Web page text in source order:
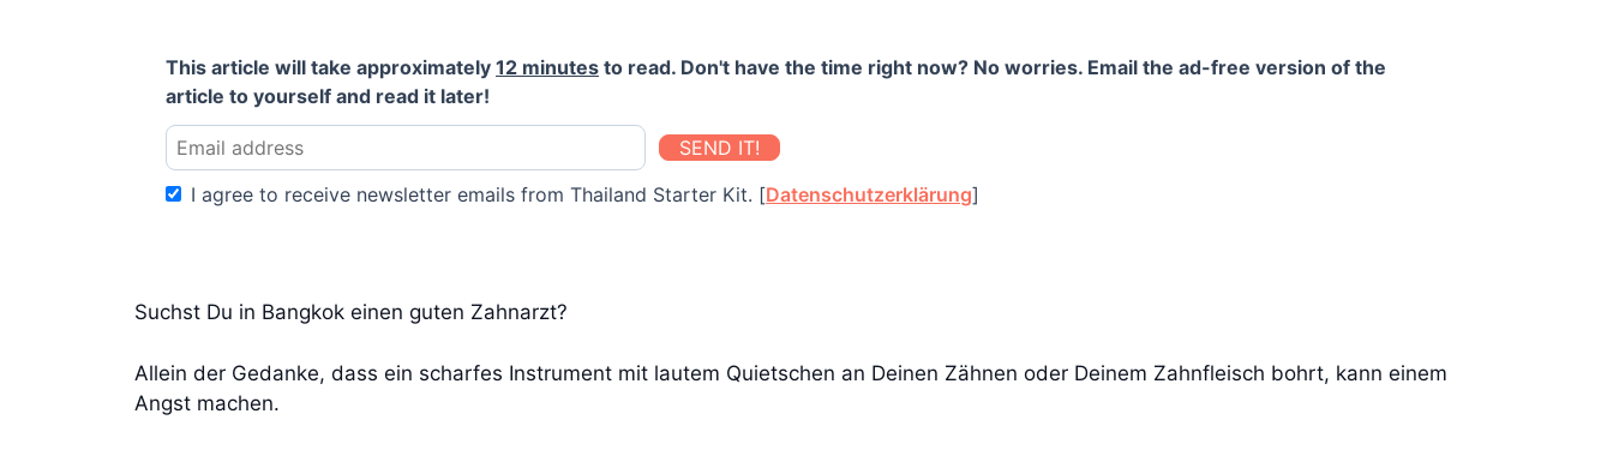
This article will take approximately 12 minutes to read. Don't have the time right now? No worries. Email the ad-free version of the
article to yourself and read it later!
SEND IT!
I agree to receive newsletter emails from Thailand Starter Kit. [Datenschutzerklärung]
Suchst Du in Bangkok einen guten Zahnarzt?
Allein der Gedanke, dass ein scharfes Instrument mit lautem Quietschen an Deinen Zähnen oder Deinem Zahnfleisch bohrt, kann einem
Angst machen.